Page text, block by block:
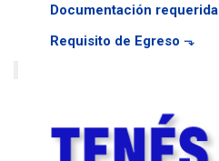
Documentación requerida
Requisito de Egreso ⬎